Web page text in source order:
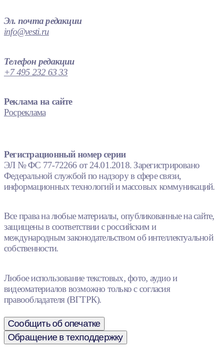
Эл. почта редакции
info@vesti.ru
Телефон редакции
+7 495 232 63 33
Реклама на сайте
Росреклама
Регистрационный номер серии
ЭЛ № ФС 77-72266 от 24.01.2018. Зарегистрировано
Федеральной службой по надзору в сфере связи,
информационных технологий и массовых коммуникаций.
Все права на любые материалы, опубликованные на сайте,
защищены в соответствии с российским и
международным законодательством об интеллектуальной
собственности.
Любое использование текстовых, фото, аудио и
видеоматериалов возможно только с согласия
правообладателя (ВГТРК).
Сообщить об опечатке
Обращение в техподдержку